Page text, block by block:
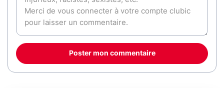
Poster mon commentaire